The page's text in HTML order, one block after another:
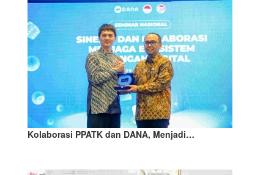
Kolaborasi PPATK dan DANA, Menjadi…